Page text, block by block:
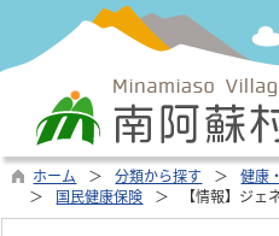
ホーム 分類から探す 健康
国民健康保険
【情報】ジェ